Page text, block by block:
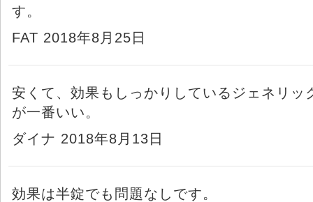
す。
FAT 2018年8月25日
安くて、効果もしっかりしているジェネリッ
が一番いい。
ダイナ 2018年8月13日
効果は半錠でも問題なしです。